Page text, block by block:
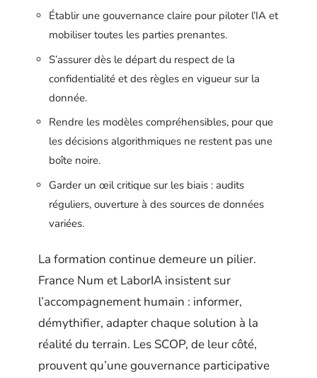
Établir une gouvernance claire pour piloter l’IA et
mobiliser toutes les parties prenantes.
S’assurer dès le départ du respect de la
confidentialité et des règles en vigueur sur la
donnée.
Rendre les modèles compréhensibles, pour que
les décisions algorithmiques ne restent pas une
boîte noire.
Garder un œil critique sur les biais : audits
réguliers, ouverture à des sources de données
variées.
La formation continue demeure un pilier.
France Num et LaborIA insistent sur
l’accompagnement humain : informer,
démythifier, adapter chaque solution à la
réalité du terrain. Les SCOP, de leur côté,
prouvent qu’une gouvernance participative